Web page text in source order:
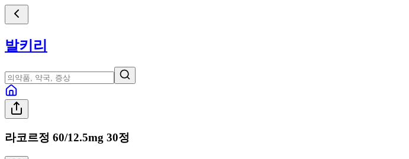
발키리
라코르정 60/12.5mg 30정